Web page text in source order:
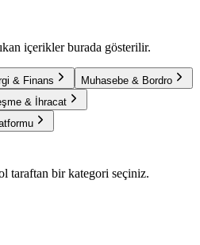
içerikler burada gösterilir.
& Finans
Muhasebe & Bordro
& İhracat
taraftan bir kategori seçiniz.